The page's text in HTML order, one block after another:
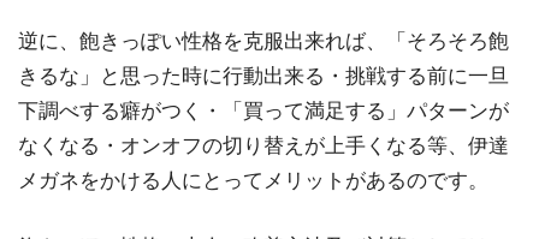
逆に、飽きっぽい性格を克服出来れば、「そろそろ飽
きるな」と思った時に行動出来る・挑戦する前に一旦
下調べする癖がつく・「買って満足する」パターンが
なくなる・オンオフの切り替えが上手くなる等、伊達
メガネをかける人にとってメリットがあるのです。